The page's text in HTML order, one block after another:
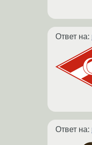
Ответ на:
Ответ на: